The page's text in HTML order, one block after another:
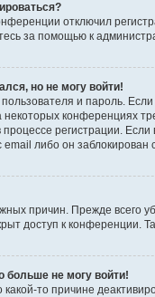
отключил
за помощью к
но не могу войти!
и пароль.
конференциях
регистрации.
либо он
причин. Прежде всего
доступ к конференции.
больше не могу войти!
то причине